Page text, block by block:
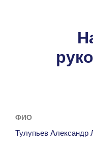
ФИО
Тулупьев Александр